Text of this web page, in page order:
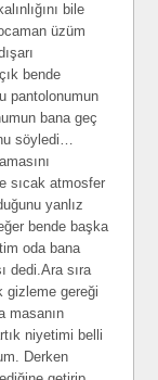
bile
üzüm
bende
pantolonumun
bana geç
söyledi…
sıcak atmosfer
yanlız
bende başka
oda bana
dedi.Ara sıra
gizleme gereği
masanın
niyetimi belli
Derken